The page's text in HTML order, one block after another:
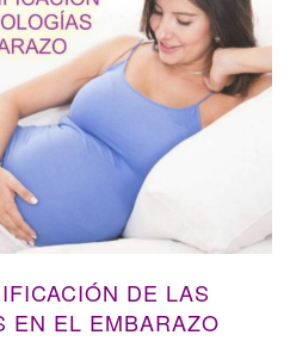
DE LAS
EN EL EMBARAZO